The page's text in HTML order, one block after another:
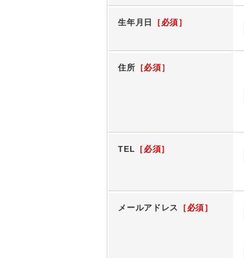
生年月日
住所
TEL
メールアドレス